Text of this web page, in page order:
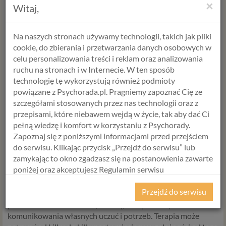
umieszczony w bezpiecznym miejscu. Powinien on zawierać
nie tylko zasady dotyczące czasu spędzanego przed
monitorem, ale także wspólnie podejmowane aktywności,
rozwijanie zainteresowań, pasji czy zdrowego odżywiania się.
Każdy członek rodziny powinien się pod tym dokumentem
podpisać i co najważniejsze trzymać spisanych zasad.
Pomoc specjalisty
Pamiętajmy, że nie wystarczy jedynie zabrać dziecku
komputer czy odciąć internet w telefonie. Przebywanie przez
długi czas w wirtualnej rzeczywistości sprawia, że nie poradzi
sobie samo z emocjami, które nim targają, nie będzie potrafiło
zagospodarować wolnego czasu. Jeśli zmiany w
funkcjonowaniu rodziny, dodatkowe zajęcia pozaszkolne,
wyjazdy nie przyniosą rezultatów, warto skorzystać z
pomocy specjalisty od uzależnień. Terapeuta pomoże
komunikowania własnych uczuć i potrzeb. Terapia może
×
Witaj,
Na naszych stronach używamy technologii, takich jak pliki
cookie, do zbierania i przetwarzania danych osobowych w
celu personalizowania treści i reklam oraz analizowania
ruchu na stronach i w Internecie. W ten sposób
technologię tę wykorzystują również podmioty
powiązane z Psychorada.pl. Pragniemy zapoznać Cię ze
szczegółami stosowanych przez nas technologii oraz z
przepisami, które niebawem wejdą w życie, tak aby dać Ci
pełną wiedzę i komfort w korzystaniu z Psychorady.
Zapoznaj się z poniższymi informacjami przed przejściem
do serwisu. Klikając przycisk „Przejdź do serwisu” lub
zamykając to okno zgadzasz się na postanowienia zawarte
poniżej oraz akceptujesz Regulamin serwisu
Z dniem 25 maja 2018 r. rozpoczyna obowiązywanie
Przejdź do serwisu